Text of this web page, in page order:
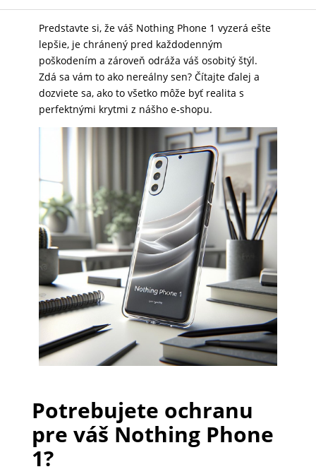
TVRDENÉ
NABÍJANIE
PRODUKTY
PRÍSLUŠENSTVO
MOBILY
PRÍSLUŠENSTVO
TABLETY
Predstavte si, že váš Nothing Phone 1 vyzerá ešte
lepšie, je chránený pred každodenným
poškodením a zároveň odráža váš osobitý štýl.
Zdá sa vám to ako nereálny sen? Čítajte ďalej a
dozviete sa, ako to všetko môže byť realita s
perfektnými krytmi z nášho e-shopu.
Potrebujete ochranu
pre váš Nothing Phone
1?